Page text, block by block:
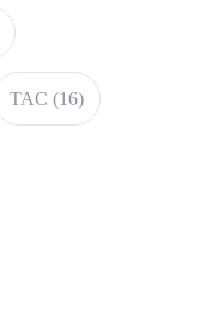
TAC (16)